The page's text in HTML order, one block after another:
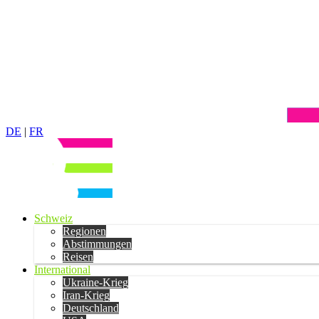
DE | FR
Schweiz
Regionen
Abstimmungen
Reisen
International
Ukraine-Krieg
Iran-Krieg
Deutschland